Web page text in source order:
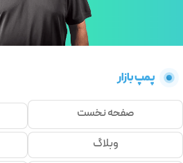
پمپ بازار
صفحه نخست
وبلاگ